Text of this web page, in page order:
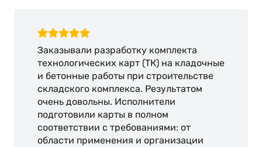
Заказывали разработку комплекта
технологических карт (ТК) на кладочные
и бетонные работы при строительстве
складского комплекса. Результатом
очень довольны. Исполнители
подготовили карты в полном
соответствии с требованиями: от
области применения и организации